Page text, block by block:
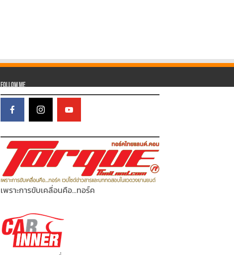
Follow Me
เพราะการขับเคลื่อนคือ...ทอร์ค